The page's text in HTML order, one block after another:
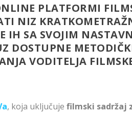
PLATFORMI
NIZ
IH SA SVOJIM
VODITELJA
, koja uključujefilmski sadržaj